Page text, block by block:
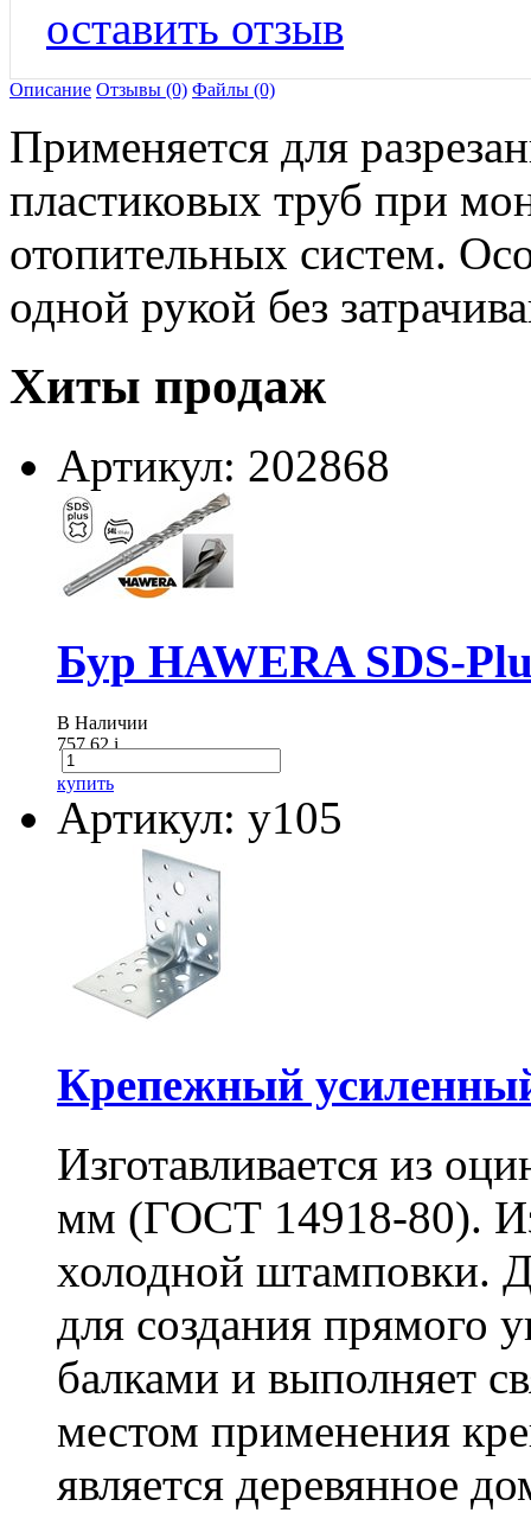
оставить отзыв
Описание Отзывы (0) Файлы (0)
Применяется для
пластиковых труб при
отопительных систем.
одной рукой без
Хиты продаж
Артикул: 202868
Бур HAWERA SDS-
В Наличии
757.62i
купить
Артикул: у105
Крепежный
Изготавливается из
мм (ГОСТ 14918-80).
холодной штамповки.
для создания прямого
балками и выполняет
местом применения
является деревянное